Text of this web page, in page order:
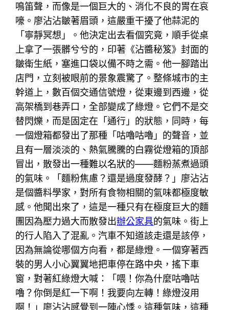
鳴笛聲，而像是一個巨大的、消化不良的胃在哀
嚎。廖沾沾皺著眉頭，這嚴重干擾了他蒜泥的
「寧靜冥想」。他決定出去看個究竟，順手從桌
上拿了一張髒兮兮的，印著《沾醬秘笈》封面的
皺衛生紙，塞進口袋以備不時之需。他一腳踏出
店門，立刻被眼前的景象震驚了。整條城市的主
幹道上，數百個交通信號燈，從東邊到西邊，從
高架橋到巷弄口，全部變成了綠燈。它們不是交
替閃爍，而是固定在「通行」的狀態，同時，每
一個燈箱都發出了那種「咕嚕咕嚕」的聲音，並
且有一層淡淡的、熱氣騰騰的白霧從燈箱的頂部
冒出，散發出一種難以名狀的——麵粉蒸煮過頭
的氣味。「麵粉焦慮？還是過度發酵？」廖沾沾
是個醬料學家，對所有食物相關的氣味都極度敏
感。他聞出來了，這是一種只有在極度巨大的麵
團因為壓力過大而散發出辦公家具的氣味。街上
的行人陷入了混亂。汽車不知道該走還是該停，
因為無論從哪個方向看，都是綠燈。一個穿著西
裝的男人小心翼翼地把車停在路中央，搖下車
窗，對著紅綠燈大喊：「喂！你為什麼咕嚕咕
嚕？你倒是紅一下啊！我要向左轉！綠燈沒用
啊！」廖沾沾感覺到一陣心悸。這種氣味，這種